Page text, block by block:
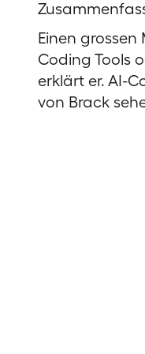
Einen
Coding Tools
erklärt er. AI-
von Brack